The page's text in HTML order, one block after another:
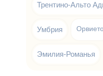
Трентино-Альто
Умбрия Орвието
Эмилия-Романья